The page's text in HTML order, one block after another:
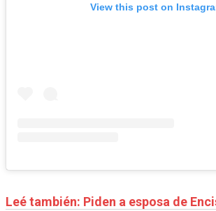
View this post on
Leé también: Piden a esposa de